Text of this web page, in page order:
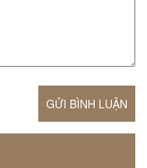
GỬI BÌNH LUẬN